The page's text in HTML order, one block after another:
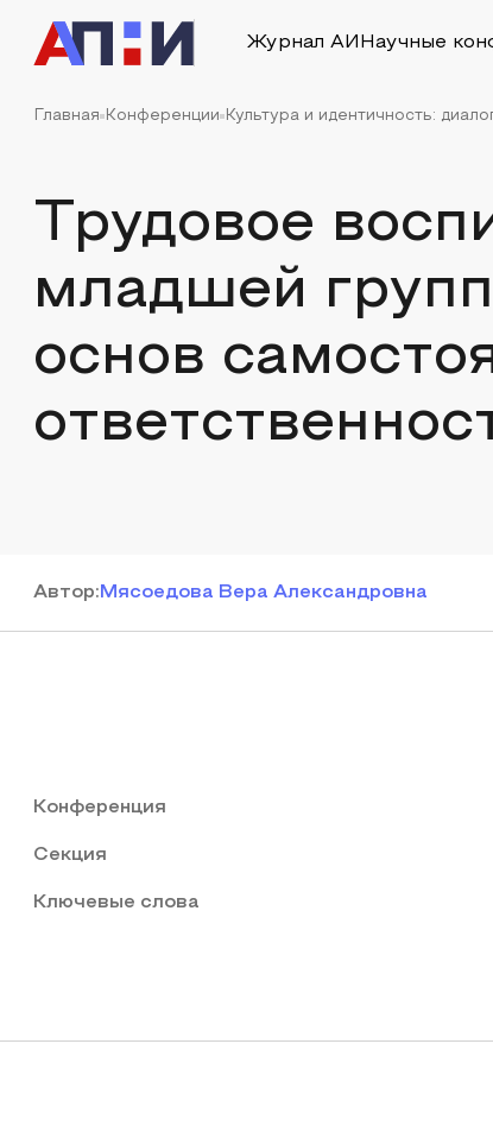
Журнал АИ Научные
Главная Конференции Культура и идентичность:
Трудовое
младшей
основ
Автор: Мясоедова Вера Александровна
Конференция
Секция
Ключевые слова